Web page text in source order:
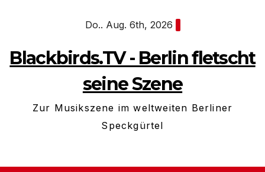
Do.. Aug. 6th, 2026
Blackbirds.TV - Berlin fletscht
seine Szene
Zur Musikszene im weltweiten Berliner
Speckgürtel